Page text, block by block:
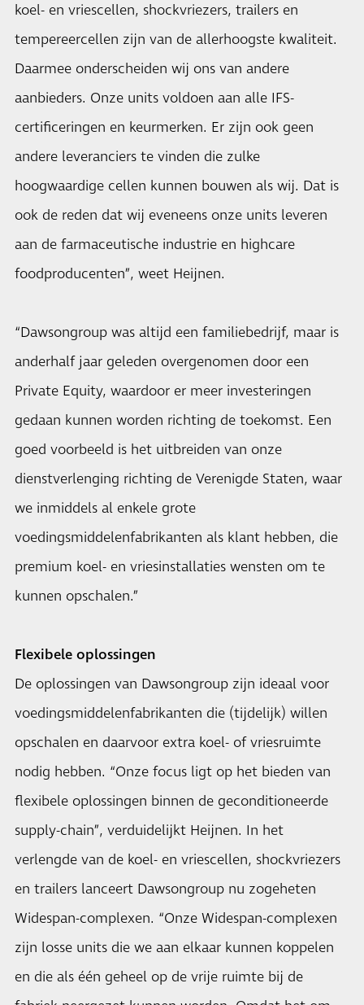
koel- en vriescellen, shockvriezers, trailers en
tempereercellen zijn van de allerhoogste kwaliteit.
Daarmee onderscheiden wij ons van andere
aanbieders. Onze units voldoen aan alle IFS-
certificeringen en keurmerken. Er zijn ook geen
andere leveranciers te vinden die zulke
hoogwaardige cellen kunnen bouwen als wij. Dat is
ook de reden dat wij eveneens onze units leveren
aan de farmaceutische industrie en highcare
foodproducenten”, weet Heijnen.
“Dawsongroup was altijd een familiebedrijf, maar is
anderhalf jaar geleden overgenomen door een
Private Equity, waardoor er meer investeringen
gedaan kunnen worden richting de toekomst. Een
goed voorbeeld is het uitbreiden van onze
dienstverlenging richting de Verenigde Staten, waar
we inmiddels al enkele grote
voedingsmiddelenfabrikanten als klant hebben, die
premium koel- en vriesinstallaties wensten om te
kunnen opschalen.”
Flexibele oplossingen
De oplossingen van Dawsongroup zijn ideaal voor
voedingsmiddelenfabrikanten die (tijdelijk) willen
opschalen en daarvoor extra koel- of vriesruimte
nodig hebben. “Onze focus ligt op het bieden van
flexibele oplossingen binnen de geconditioneerde
supply-chain”, verduidelijkt Heijnen. In het
verlengde van de koel- en vriescellen, shockvriezers
en trailers lanceert Dawsongroup nu zogeheten
Widespan-complexen. “Onze Widespan-complexen
zijn losse units die we aan elkaar kunnen koppelen
en die als één geheel op de vrije ruimte bij de